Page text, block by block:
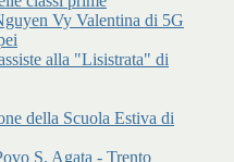
Vy Valentina di 5G
alla "Lisistrata" di
della Scuola Estiva di
S. Agata - Trento